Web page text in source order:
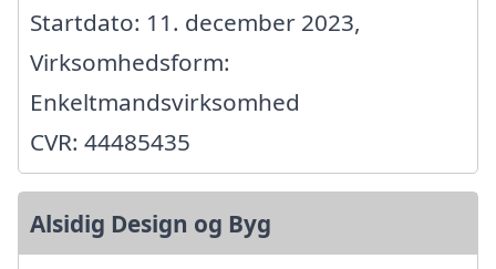
Startdato: 11. december 2023,
Virksomhedsform:
Enkeltmandsvirksomhed
CVR: 44485435
Alsidig Design og Byg